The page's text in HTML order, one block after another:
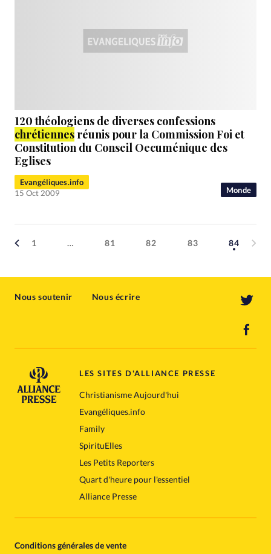
Monde
120 théologiens de diverses confessions
chrétiennes réunis pour la Commission Foi et
Constitution du Conseil Oecuménique des
Eglises
Evangéliques.info
15 Oct 2009
1 … 81 82 83 84
Nous soutenir Nous écrire
LES SITES D'ALLIANCE PRESSE
Christianisme Aujourd'hui
Evangéliques.info
Family
SpirituElles
Les Petits Reporters
Quart d'heure pour l'essentiel
Alliance Presse
Conditions générales de vente